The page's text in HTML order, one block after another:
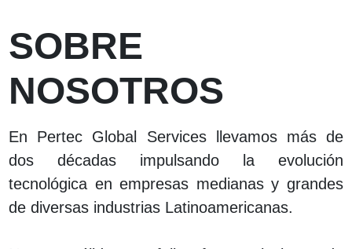
SOBRE
NOSOTROS
En Pertec Global Services llevamos más de
dos décadas impulsando la evolución
tecnológica en empresas medianas y grandes
de diversas industrias Latinoamericanas.